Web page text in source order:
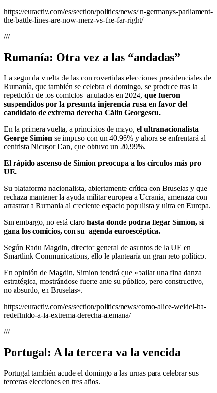
https://euractiv.com/es/section/politics/news/in-germanys-parliament-
the-battle-lines-are-now-merz-vs-the-far-right/
///
Rumanía: Otra vez a las “andadas”
La segunda vuelta de las controvertidas elecciones presidenciales de
Rumanía, que también se celebra el domingo, se produce tras la
repetición de los comicios anulados en 2024, que fueron
suspendidos por la presunta injerencia rusa en favor del
candidato de extrema derecha Călin Georgescu.
En la primera vuelta, a principios de mayo, el ultranacionalista
George Simion se impuso con un 40,96% y ahora se enfrentará al
centrista Nicușor Dan, que obtuvo un 20,99%.
El rápido ascenso de Simion preocupa a los círculos más pro
UE.
Su plataforma nacionalista, abiertamente crítica con Bruselas y que
rechaza mantener la ayuda militar europea a Ucrania, amenaza con
arrastrar a Rumanía al creciente espacio populista y ultra en Europa.
Sin embargo, no está claro hasta dónde podría llegar Simion, si
gana los comicios, con su agenda euroescéptica.
Según Radu Magdin, director general de asuntos de la UE en
Smartlink Communications, ello le plantearía un gran reto político.
En opinión de Magdin, Simion tendrá que «bailar una fina danza
estratégica, mostrándose fuerte ante su público, pero constructivo,
no absurdo, en Bruselas».
https://euractiv.com/es/section/politics/news/como-alice-weidel-ha-
redefinido-a-la-extrema-derecha-alemana/
///
Portugal: A la tercera va la vencida
Portugal también acude el domingo a las urnas para celebrar sus
terceras elecciones en tres años.